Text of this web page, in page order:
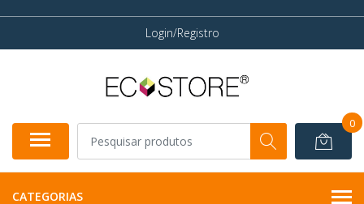
Login/Registro
0
CATEGORIAS